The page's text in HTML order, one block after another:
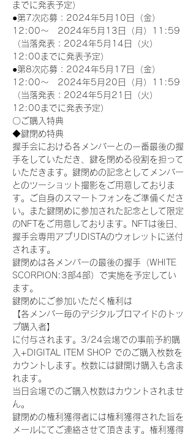
までに発表予定）
●第7次応募：2024年5月10日（金）
12:00～　2024年5月13日（月）11:59
（当落発表：2024年5月14日（火）
12:00までに発表予定）
●第8次応募：2024年5月17日（金）
12:00～　2024年5月20日（月）11:59
（当落発表：2024年5月21日（火）
12:00までに発表予定）
〇ご購入特典
◆鍵閉め特典
握手会における各メンバーとの一番最後の握
手をしていただき、鍵を閉める役割を担って
いただきます。鍵閉めの記念としてメンバー
とのツーショット撮影をご用意しておりま
す。ご自身のスマートフォンをご準備くださ
い。また鍵閉めに参加された記念として限定
のNFTをご用意しております。NFTは後日、
握手会専用アプリDISTAのウォレットに送付
されます。
鍵閉めは各メンバーの最後の握手（WHITE
SCORPION:3部4部）で実施を予定してい
ます。
鍵閉めにご参加いただく権利は
【各メンバー毎のデジタルブロマイドのトッ
プ購入者】
に付与されます。3/24会場での事前予約購
入+DIGITAL ITEM SHOP でのご購入枚数を
カウントします。枚数には鍵開け購入も含ま
れます。
当日会場でのご購入枚数はカウントされませ
ん。
鍵閉めの権利獲得者には権利獲得された旨を
メールにてご連絡させて頂きます。権利獲得